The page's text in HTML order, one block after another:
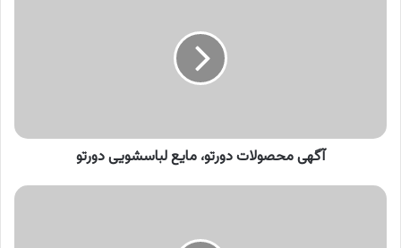
آگهی محصولات دورتو، مایع لباسشویی دورتو
آگهی